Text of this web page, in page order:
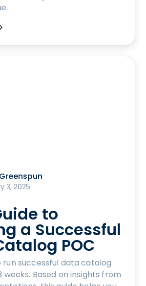
3, 2025
to
a Successful
POC
run successful data catalog
weeks. Based on insights from